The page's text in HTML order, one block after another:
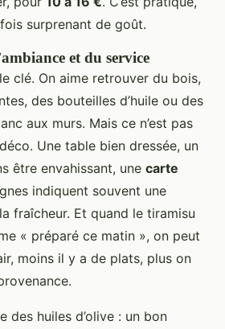
surprenant de goût.
et du service
clé. On aime retrouver du bois,
des bouteilles d’huile ou des
aux murs. Mais ce n’est pas
Une table bien dressée, un
être envahissant, une carte
indiquent souvent une
fraîcheur. Et quand le tiramisu
« préparé ce matin », on peut
moins il y a de plats, plus on
des huiles d’olive : un bon